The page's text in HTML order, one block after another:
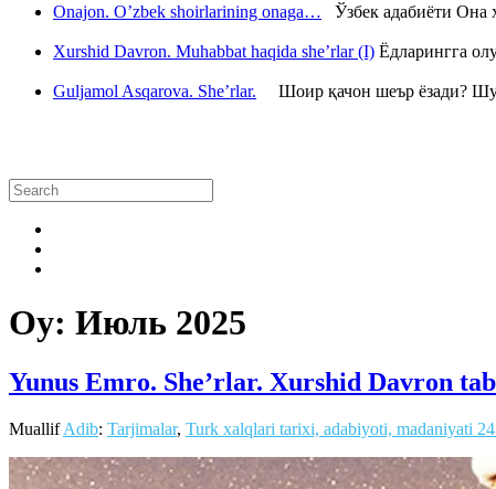
Onajon. O’zbek shoirlarining onaga… Ўзбек адабиёти Она
Xurshid Davron. Muhabbat haqida she’rlar (I) Ёдларингга
Guljamol Asqarova. She’rlar. Шоир қачон шеър ёзади? Шу
Oy: Июль 2025
Yunus Emro. She’rlar. Xurshid Davron
MuallifAdib: Tarjimalar, Turk xalqlari tarixi, adabiyoti, madaniyati